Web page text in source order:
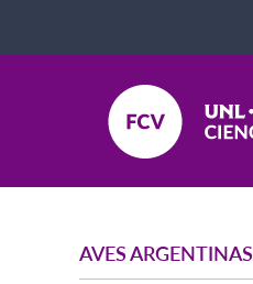
AVES ARGENTINAS